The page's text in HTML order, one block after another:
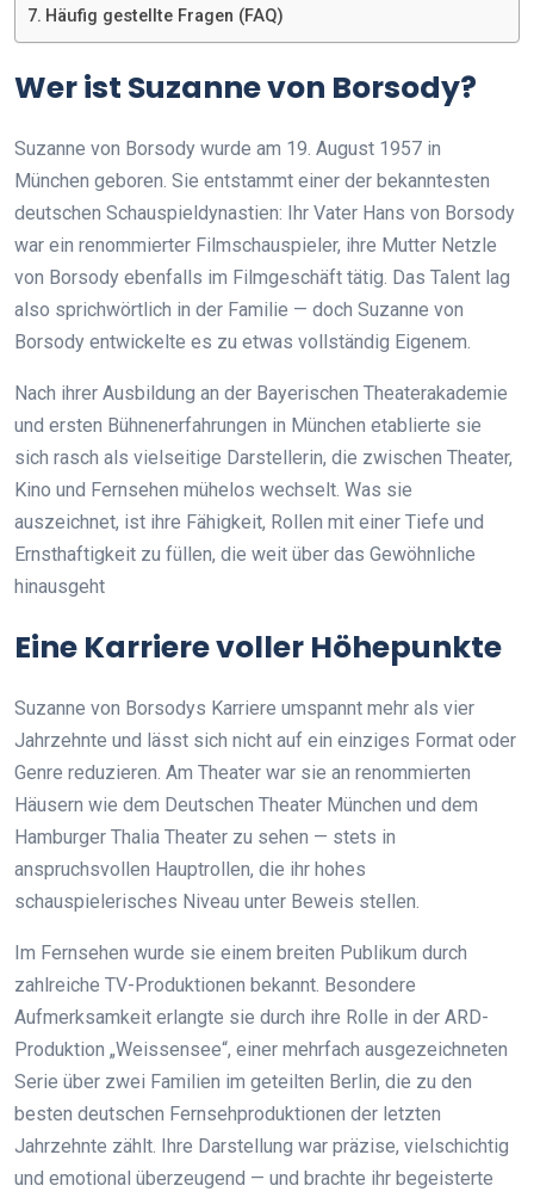
Häufig gestellte Fragen (FAQ)
Wer ist Suzanne von Borsody?
Suzanne von Borsody wurde am 19. August 1957 in
München geboren. Sie entstammt einer der bekanntesten
deutschen Schauspieldynastien: Ihr Vater Hans von Borsody
war ein renommierter Filmschauspieler, ihre Mutter Netzle
von Borsody ebenfalls im Filmgeschäft tätig. Das Talent lag
also sprichwörtlich in der Familie — doch Suzanne von
Borsody entwickelte es zu etwas vollständig Eigenem.
Nach ihrer Ausbildung an der Bayerischen Theaterakademie
und ersten Bühnenerfahrungen in München etablierte sie
sich rasch als vielseitige Darstellerin, die zwischen Theater,
Kino und Fernsehen mühelos wechselt. Was sie
auszeichnet, ist ihre Fähigkeit, Rollen mit einer Tiefe und
Ernsthaftigkeit zu füllen, die weit über das Gewöhnliche
hinausgeht
Eine Karriere voller Höhepunkte
Suzanne von Borsodys Karriere umspannt mehr als vier
Jahrzehnte und lässt sich nicht auf ein einziges Format oder
Genre reduzieren. Am Theater war sie an renommierten
Häusern wie dem Deutschen Theater München und dem
Hamburger Thalia Theater zu sehen — stets in
anspruchsvollen Hauptrollen, die ihr hohes
schauspielerisches Niveau unter Beweis stellen.
Im Fernsehen wurde sie einem breiten Publikum durch
zahlreiche TV-Produktionen bekannt. Besondere
Aufmerksamkeit erlangte sie durch ihre Rolle in der ARD-
Produktion „Weissensee“, einer mehrfach ausgezeichneten
Serie über zwei Familien im geteilten Berlin, die zu den
besten deutschen Fernsehproduktionen der letzten
Jahrzehnte zählt. Ihre Darstellung war präzise, vielschichtig
und emotional überzeugend — und brachte ihr begeisterte